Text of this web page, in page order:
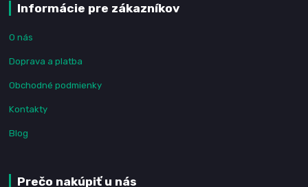
Informácie pre zákazníkov
O nás
Doprava a platba
Obchodné podmienky
Kontakty
Blog
Prečo nakúpiť u nás